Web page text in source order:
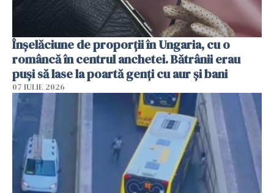
Înșelăciune de proporții în Ungaria, cu o
româncă în centrul anchetei. Bătrânii erau
puși să lase la poartă genți cu aur și bani
07 IULIE 2026